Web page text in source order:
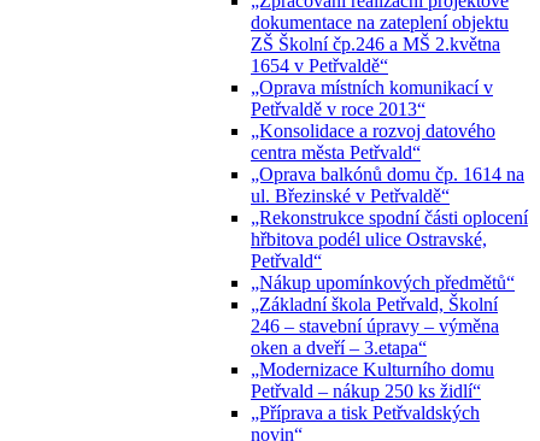
dokumentace na zateplení objektu
ZŠ Školní čp.246 a MŠ 2.května
1654 v Petřvaldě“
„Oprava místních komunikací v
Petřvaldě v roce 2013“
„Konsolidace a rozvoj datového
centra města Petřvald“
„Oprava balkónů domu čp. 1614 na
ul. Březinské v Petřvaldě“
„Rekonstrukce spodní části oplocení
hřbitova podél ulice Ostravské,
Petřvald“
„Nákup upomínkových předmětů“
„Základní škola Petřvald, Školní
246 – stavební úpravy – výměna
oken a dveří – 3.etapa“
„Modernizace Kulturního domu
Petřvald – nákup 250 ks židlí“
„Příprava a tisk Petřvaldských
novin“